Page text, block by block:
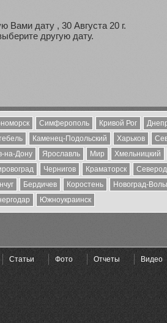
Вами дату , 30 Августа 20 г.
другую дату.
Симферополь Кривой Рог
Каменец-Подольский Харьков
на-Дону Ярославль Мир Хмельницкий
Чернигов Краматорск
Бердичев Коростень
Новоград-
Южноукраинск
Статьи Фото Отчеты Видео